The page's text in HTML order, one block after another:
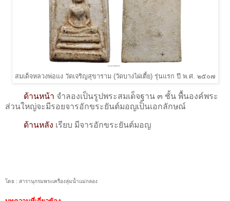
สมเด็จหลวงพ่อแง วัดเจริญสุขาราม (วัดบางไผ่เตี้ย) รุ่นแรก ปี พ.ศ. ๒๕๐๗
ด้านหน้า จำลองเป็นรูปพระสมเด็จฐาน ๓ ชั้น พื้นองค์พระ
ส่วนใหญ่จะมีรอยจารอักขระยันต์มอญเป็นเอกลักษณ์
ด้านหลัง เรียบ มีจารอักขระยันต์มอญ
โดย : สารานุกรมพระเครื่องลุ่มน้ำแม่กลอง